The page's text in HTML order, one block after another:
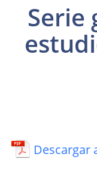
Serie
Descargar